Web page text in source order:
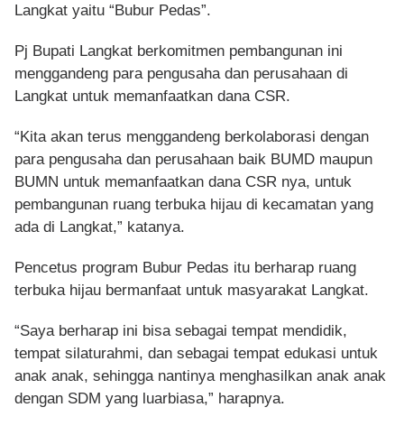
Langkat yaitu “Bubur Pedas”.
Pj Bupati Langkat berkomitmen pembangunan ini
menggandeng para pengusaha dan perusahaan di
Langkat untuk memanfaatkan dana CSR.
“Kita akan terus menggandeng berkolaborasi dengan
para pengusaha dan perusahaan baik BUMD maupun
BUMN untuk memanfaatkan dana CSR nya, untuk
pembangunan ruang terbuka hijau di kecamatan yang
ada di Langkat,” katanya.
Pencetus program Bubur Pedas itu berharap ruang
terbuka hijau bermanfaat untuk masyarakat Langkat.
“Saya berharap ini bisa sebagai tempat mendidik,
tempat silaturahmi, dan sebagai tempat edukasi untuk
anak anak, sehingga nantinya menghasilkan anak anak
dengan SDM yang luarbiasa,” harapnya.